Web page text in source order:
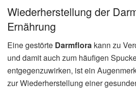
Wiederherstellung der
Ernährung
Eine gestörte Darmflora kann zu
und damit auch zum häufigen
entgegenzuwirken, ist ein
zur Wiederherstellung einer